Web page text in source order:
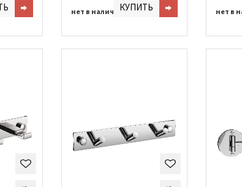
нет в наличииКУПИТЬ нет в